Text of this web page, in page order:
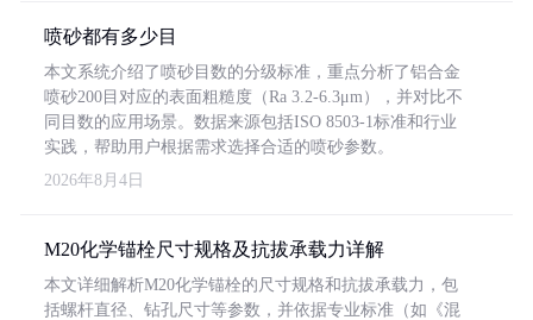
喷砂都有多少目
本文系统介绍了喷砂目数的分级标准，重点分析了铝合金
喷砂200目对应的表面粗糙度（Ra 3.2-6.3μm），并对比不
同目数的应用场景。数据来源包括ISO 8503-1标准和行业
实践，帮助用户根据需求选择合适的喷砂参数。
2026年8月4日
M20化学锚栓尺寸规格及抗拔承载力详解
本文详细解析M20化学锚栓的尺寸规格和抗拔承载力，包
括螺杆直径、钻孔尺寸等参数，并依据专业标准（如《混